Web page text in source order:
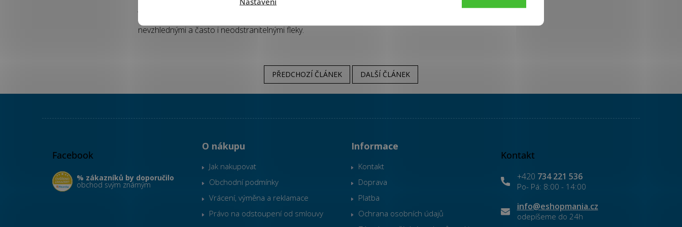
Ještě jinak se pečuje o voskovaný dřevěný nábytek. Ten bývá nejnáchylnější na poškození. Na druhou stranu se na
něm neusazuje tolik prachu. U voskovaného nábytku je nutné opravdu dbát na sucho – tekutiny se projevují
nevzhlednými a často i neodstranitelnými fleky.
PŘEDCHOZÍ ČLÁNEK DALŠÍ ČLÁNEK
Facebook
% zákazníků by doporučilo
obchod svým známým
O nákupu
Jak nakupovat
Obchodní podmínky
Vrácení, výměna a reklamace
Právo na odstoupení od smlouvy
Informace
Kontakt
Doprava
Platba
Ochrana osobních údajů
Kontakt
info@eshopmania.cz
+420 734 221 536